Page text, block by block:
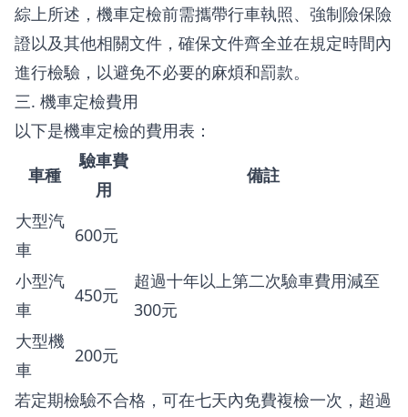
綜上所述，機車定檢前需攜帶行車執照、強制險保險
證以及其他相關文件，確保文件齊全並在規定時間內
進行檢驗，以避免不必要的麻煩和罰款。
三. 機車定檢費用
以下是機車定檢的費用表：
車種
驗車費
用
備註
大型汽
車
600元
小型汽
車
450元
超過十年以上第二次驗車費用減至
300元
大型機
車
200元
若定期檢驗不合格，可在七天內免費複檢一次，超過